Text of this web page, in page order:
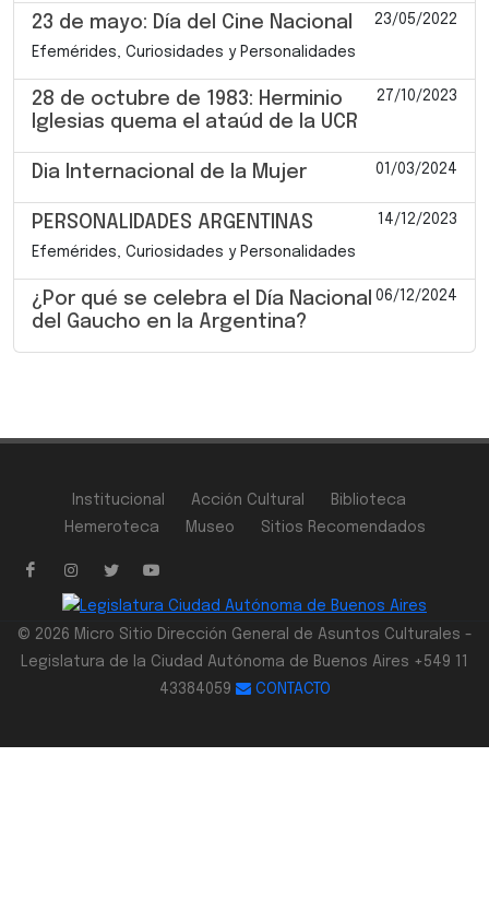
23 de mayo: Día del Cine Nacional 23/05/2022
Efemérides, Curiosidades y Personalidades
28 de octubre de 1983: Herminio
Iglesias quema el ataúd de la UCR
27/10/2023
Dia Internacional de la Mujer 01/03/2024
PERSONALIDADES ARGENTINAS 14/12/2023
Efemérides, Curiosidades y Personalidades
¿Por qué se celebra el Día Nacional
del Gaucho en la Argentina?
06/12/2024
Institucional Acción Cultural
Biblioteca
Hemeroteca
Museo Sitios Recomendados
© 2026 Micro Sitio Dirección General de Asuntos Culturales -
Legislatura de la Ciudad Autónoma de Buenos Aires +549 11
43384059
CONTACTO